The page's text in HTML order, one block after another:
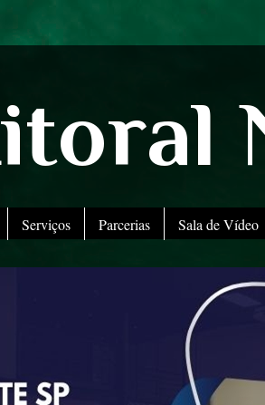
Serviços Parcerias Sala de Vídeo